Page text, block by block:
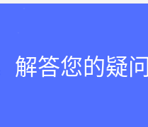
解答您的疑问